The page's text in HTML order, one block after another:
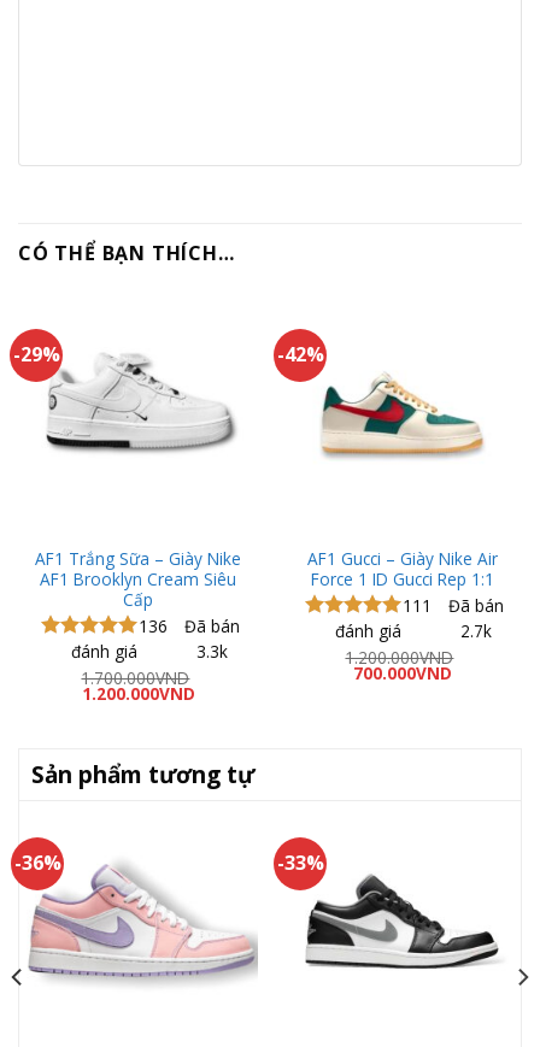
CÓ THỂ BẠN THÍCH…
-29%
AF1 Trắng Sữa – Giày Nike
AF1 Brooklyn Cream Siêu
Cấp
Được xếp
hạng 5.00
5 sao
136
đánh giá
Đã bán
3.3k
1.700.000VND
Giá
gốc
1.200.000VNDGiá
-42%
AF1 Gucci – Giày Nike Air
Force 1 ID Gucci Rep 1:1
Được xếp
hạng 5.00
111
đánh giá
Đã bán
2.7k
1.200.000VND
Giá
gốc
700.000VNDGiá
Sản phẩm tương tự
-36% -33%